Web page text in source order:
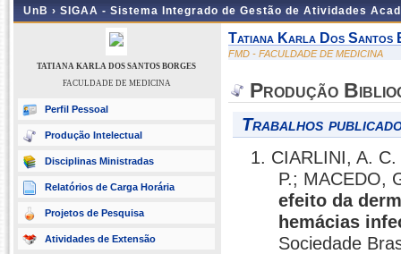
UnB › SIGAA - Sistema Integrado de Gestão de Atividades
TATIANA KARLA DOS SANTOS BORGES
FACULDADE DE MEDICINA
Perfil Pessoal
Produção Intelectual
Disciplinas Ministradas
Relatórios de Carga Horária
Projetos de Pesquisa
Atividades de Extensão
Tatiana Karla Dos Santos
FMD - FACULDADE DE MEDICINA
Produção
Trabalhos
1. CIARLINI, A.
P.; MACEDO,
efeito da
hemácias
Sociedade